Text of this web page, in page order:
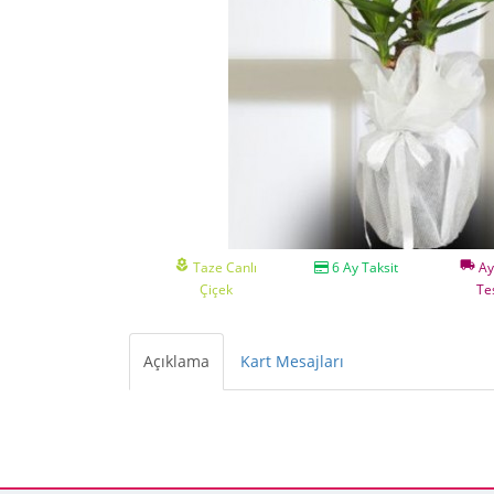
local_florist Taze Canlı
Çiçek
6 Ay Taksit local_shipping
Açıklama Kart Mesajları